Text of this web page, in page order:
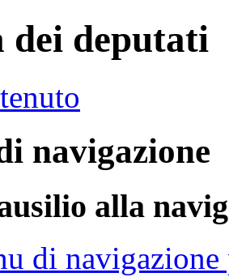
dei deputati
navigazione
alla
di